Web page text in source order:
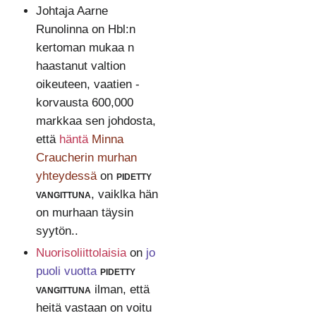
Johtaja Aarne
Runolinna on Hbl:n
kertoman mukaa n
haastanut valtion
oikeuteen, vaatien -
korvausta 600,000
markkaa sen johdosta,
että häntä Minna
Craucherin murhan
yhteydessäon pidetty
vangittuna, vaiklka hän
on murhaan täysin
syytön..
Nuorisoliittolaisiaon jo
puoli vuotta pidetty
vangittuna ilman, että
heitä vastaan on voitu